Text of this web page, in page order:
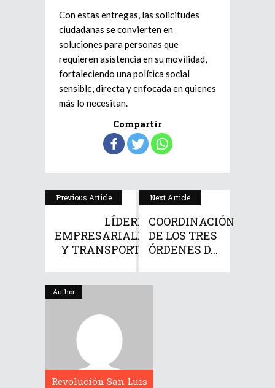
Con estas entregas, las solicitudes
ciudadanas se convierten en
soluciones para personas que
requieren asistencia en su movilidad,
fortaleciendo una política social
sensible, directa y enfocada en quienes
más lo necesitan.
Compartir
Previous Article
LÍDERES
EMPRESARIALES
Y TRANSPORTI...
Next Article
COORDINACIÓN
DE LOS TRES
ÓRDENES D...
Author
Revolución San Luis